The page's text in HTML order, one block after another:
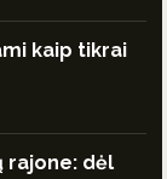
kaip tikrai
rajone: dėl